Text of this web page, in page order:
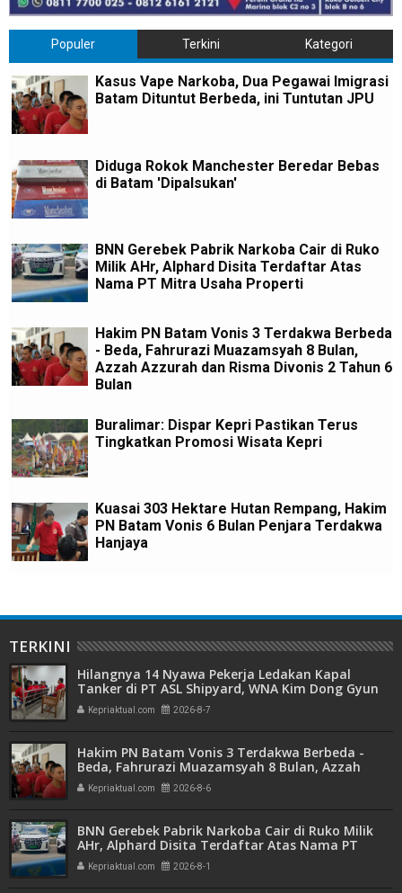
Populer Terkini Kategori
Kasus Vape Narkoba, Dua Pegawai Imigrasi
Batam Dituntut Berbeda, ini Tuntutan JPU
Diduga Rokok Manchester Beredar Bebas
di Batam 'Dipalsukan'
BNN Gerebek Pabrik Narkoba Cair di Ruko
Milik AHr, Alphard Disita Terdaftar Atas
Nama PT Mitra Usaha Properti
Hakim PN Batam Vonis 3 Terdakwa Berbeda
- Beda, Fahrurazi Muazamsyah 8 Bulan,
Azzah Azzurah dan Risma Divonis 2 Tahun 6
Bulan
Buralimar: Dispar Kepri Pastikan Terus
Tingkatkan Promosi Wisata Kepri
Kuasai 303 Hektare Hutan Rempang, Hakim
PN Batam Vonis 6 Bulan Penjara Terdakwa
Hanjaya
TERKINI
Hilangnya 14 Nyawa Pekerja Ledakan Kapal
Tanker di PT ASL Shipyard, WNA Kim Dong Gyun
Hanya Dituntut 1 Tahun 6 Bulan
Kepriaktual.com 2026-8-7
Hakim PN Batam Vonis 3 Terdakwa Berbeda -
Beda, Fahrurazi Muazamsyah 8 Bulan, Azzah
Azzurah dan Risma Divonis 2 Tahun 6 Bulan
Kepriaktual.com 2026-8-6
BNN Gerebek Pabrik Narkoba Cair di Ruko Milik
AHr, Alphard Disita Terdaftar Atas Nama PT
Mitra Usaha Properti
Kepriaktual.com 2026-8-1